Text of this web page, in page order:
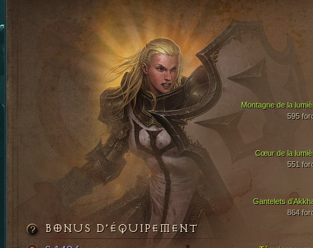
Cœur de la
551
Gantelets
864
Montagne de la
595
BONUS D’ÉQUIPEMENT